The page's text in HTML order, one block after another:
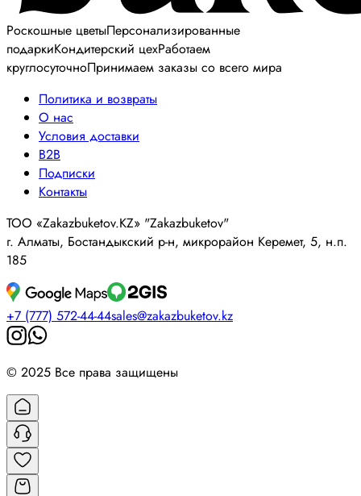
Роскошные цветыПерсонализированные
подаркиКондитерский цехРаботаем
круглосуточноПринимаем заказы со всего мира
Политика и возвраты
О нас
Условия доставки
B2B
Подписки
Контакты
ТОО «Zakazbuketov.KZ» "Zakazbuketov"
г. Алматы, Бостандыкский р-н, микрорайон Керемет, 5, н.п.
185
+7 (777) 572-44-44sales@zakazbuketov.kz
© 2025 Все права защищены